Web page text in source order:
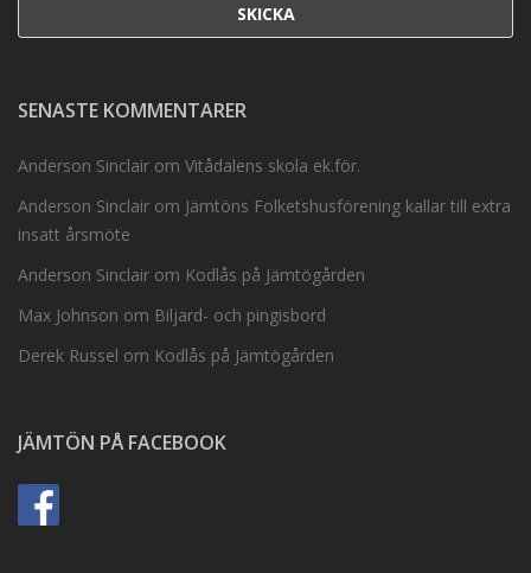
SENASTE KOMMENTARER
Anderson Sinclair om Vitådalens skola ek.för.
Anderson Sinclair om Jämtöns Folketshusförening kallar till extra
insatt årsmöte
Anderson Sinclair om Kodlås på Jämtögården
Max Johnson om Biljard- och pingisbord
Derek Russel om Kodlås på Jämtögården
JÄMTÖN PÅ FACEBOOK